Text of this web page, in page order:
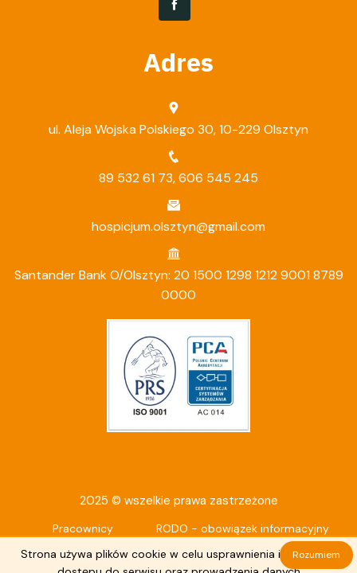
Strona używa plików cookie w celu usprawnienia i ułatwienia
Rozumiem
Adres
ul. Aleja Wojska Polskiego 30, 10-229 Olsztyn
89 532 61 73,606 545 245
hospicjum.olsztyn@gmail.com
Santander Bank O/Olsztyn: 20 1500 1298 1212 9001 8789
0000
2025 © wszelkie prawa zastrzeżone
Pracownicy
RODO - obowiązek informacyjny
Deklaracja dostępności